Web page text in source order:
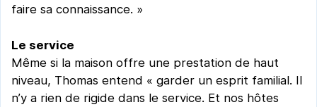
faire sa connaissance. »
Le service
Même si la maison offre une prestation de haut
niveau, Thomas entend « garder un esprit familial. Il
n’y a rien de rigide dans le service. Et nos hôtes